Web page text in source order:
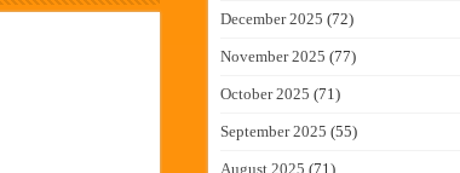
December 2025 (72)
November 2025 (77)
October 2025 (71)
September 2025 (55)
August 2025 (71)